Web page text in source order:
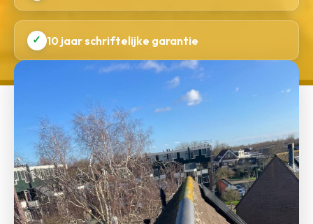
✓ 10 jaar schriftelijke garantie